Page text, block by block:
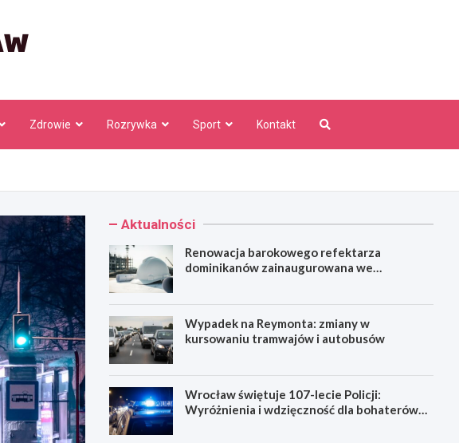
Zdrowie Rozrywka Sport Kontakt
Aktualności
Renowacja barokowego refektarza
dominikanów zainaugurowana we
Wypadek na Reymonta: zmiany w
kursowaniu tramwajów i autobusów
Wrocław świętuje 107-lecie Policji:
Wyróżnienia i wdzięczność dla bohaterów